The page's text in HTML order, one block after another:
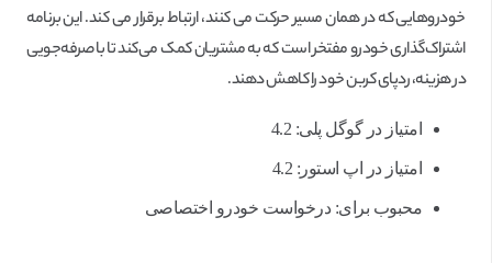
خودروهایی که در همان مسیر حرکت می کنند، ارتباط برقرار می کند. این برنامه
اشتراک‌گذاری خودرو مفتخر است که به مشتریان کمک می‌کند تا با صرفه‌جویی
در هزینه، ردپای کربن خود را کاهش دهند.
امتیاز در گوگل پلی: 4.2
امتیاز در اپ استور: 4.2
محبوب برای: درخواست خودرو اختصاصی